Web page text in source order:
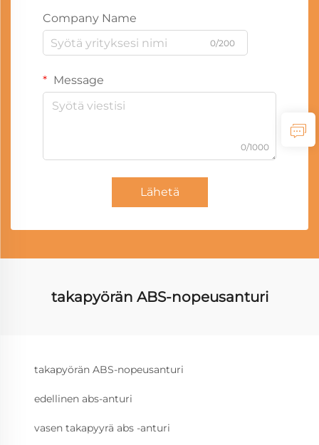
Company Name
0/200
Message
0/1000
Lähetä
takapyörän ABS-nopeusanturi
takapyörän ABS-nopeusanturi
edellinen abs-anturi
vasen takapyyrä abs -anturi